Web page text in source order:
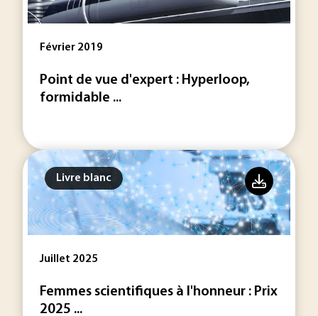
Février 2019
Point de vue d'expert : Hyperloop,
formidable ...
Livre blanc
Juillet 2025
Femmes scientifiques à l'honneur : Prix
2025 ...